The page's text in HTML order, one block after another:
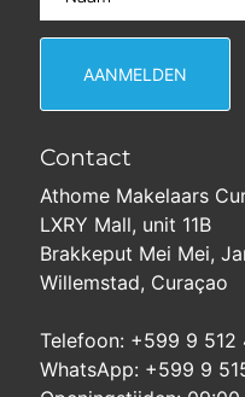
Contact
Athome Makelaars
LXRY Mall, unit 11B
Brakkeput Mei Mei,
Willemstad, Curaçao
Telefoon: +599 9 512
WhatsApp: +599 9